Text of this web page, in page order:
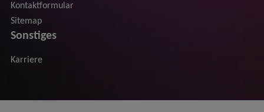
Kontaktformular
Sitemap
Sonstiges
Karriere